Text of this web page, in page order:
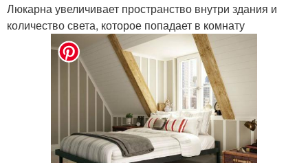
Люкарна увеличивает пространство внутри здания и
количество света, которое попадает в комнату